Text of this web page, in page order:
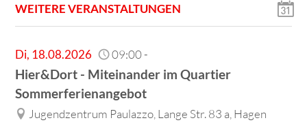
WEITERE VERANSTALTUNGEN
Di, 18.08.2026 09:00-
Hier&Dort - Miteinander im Quartier
Sommerferienangebot
Jugendzentrum Paulazzo, Lange Str. 83 a, Hagen